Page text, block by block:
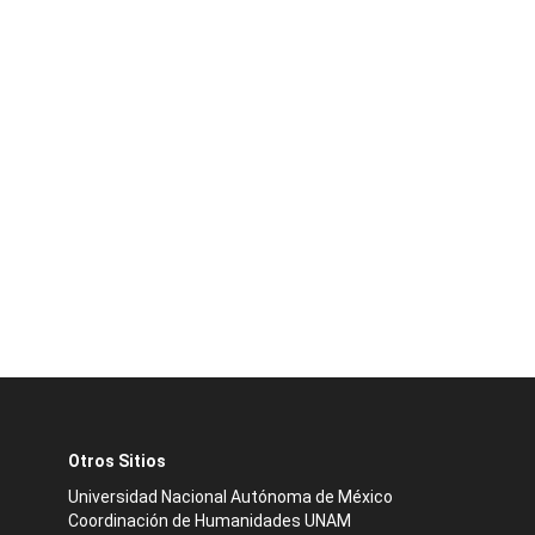
Otros Sitios
Universidad Nacional Autónoma de México
Coordinación de Humanidades UNAM